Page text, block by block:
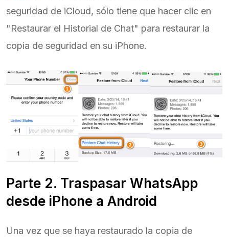
seguridad de iCloud, sólo tiene que hacer clic en
"Restaurar el Historial de Chat" para restaurar la
copia de seguridad en su iPhone.
Parte 2. Traspasar WhatsApp
desde iPhone a Android
Una vez que se haya restaurado la copia de